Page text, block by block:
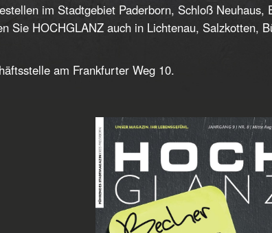
im Stadtgebiet Paderborn, Schloß Neuhaus,
Sie HOCHGLANZ auch in Lichtenau, Salzkotten,
am Frankfurter Weg 10.